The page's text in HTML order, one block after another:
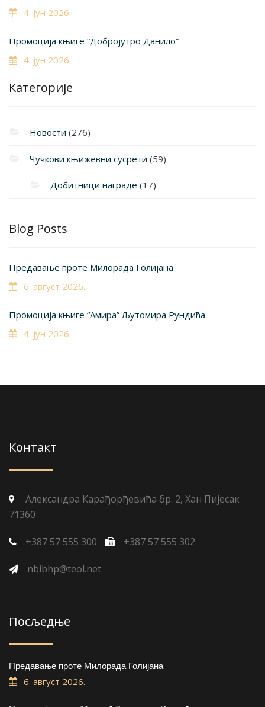
4. јун 2026.
Промоција књиге “Добројутро Данило”
4. јун 2026.
Категорије
Новости (276)
Чучкови књижевни сусрети (59)
Добитници награде (17)
Blog Posts
Предавање проте Милорада Голијана
6. август 2026.
Промоција књиге “Амира” Љутомира Рундића
4. јун 2026.
Контакт
Александра Карађорђевића бр. 2, Хан Пијесак
71360
+387 57 555 300 +387 57 555 302
nbibhp@teol.net
Посљедње
Предавање проте Милорада Голијана
6. август 2026.